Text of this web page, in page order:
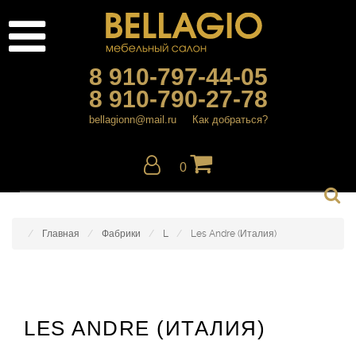
8 910-797-44-05
8 910-790-27-78
bellagionn@mail.ru Как добраться?
0
Главная Фабрики L Les Andre (Италия)
LES ANDRE (ИТАЛИЯ)